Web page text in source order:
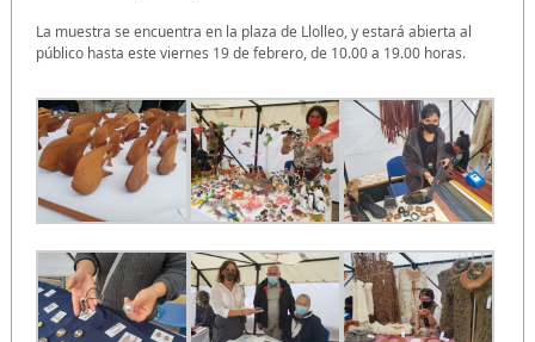
La muestra se encuentra en la plaza de Llolleo, y estará abierta al
público hasta este viernes 19 de febrero, de 10.00 a 19.00 horas.